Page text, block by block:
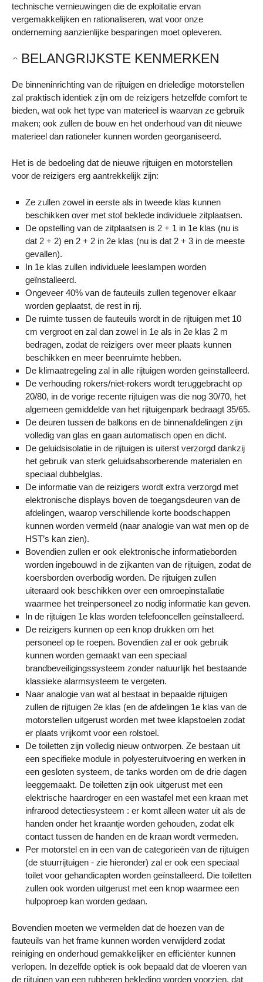
technische vernieuwingen die de exploitatie ervan
vergemakkelijken en rationaliseren, wat voor onze
onderneming aanzienlijke besparingen moet opleveren.
BELANGRIJKSTE KENMERKEN
De binneninrichting van de rijtuigen en drieledige motorstellen
zal praktisch identiek zijn om de reizigers hetzelfde comfort te
bieden, wat ook het type van materieel is waarvan ze gebruik
maken; ook zullen de bouw en het onderhoud van dit nieuwe
materieel dan rationeler kunnen worden georganiseerd.
Het is de bedoeling dat de nieuwe rijtuigen en motorstellen
voor de reizigers erg aantrekkelijk zijn:
Ze zullen zowel in eerste als in tweede klas kunnen
beschikken over met stof beklede individuele zitplaatsen.
De opstelling van de zitplaatsen is 2 + 1 in 1e klas (nu is
dat 2 + 2) en 2 + 2 in 2e klas (nu is dat 2 + 3 in de meeste
gevallen).
In 1e klas zullen individuele leeslampen worden
geïnstalleerd.
Ongeveer 40% van de fauteuils zullen tegenover elkaar
worden geplaatst, de rest in rij.
De ruimte tussen de fauteuils wordt in de rijtuigen met 10
cm vergroot en zal dan zowel in 1e als in 2e klas 2 m
bedragen, zodat de reizigers over meer plaats kunnen
beschikken en meer beenruimte hebben.
De klimaatregeling zal in alle rijtuigen worden geïnstalleerd.
De verhouding rokers/niet-rokers wordt teruggebracht op
20/80, in de vorige recente rijtuigen was die nog 30/70, het
algemeen gemiddelde van het rijtuigenpark bedraagt 35/65.
De deuren tussen de balkons en de binnenafdelingen zijn
volledig van glas en gaan automatisch open en dicht.
De geluidsisolatie in de rijtuigen is uiterst verzorgd dankzij
het gebruik van sterk geluidsabsorberende materialen en
speciaal dubbelglas.
De informatie van de reizigers wordt extra verzorgd met
elektronische displays boven de toegangsdeuren van de
afdelingen, waarop verschillende korte boodschappen
kunnen worden vermeld (naar analogie van wat men op de
HST’s kan zien).
Bovendien zullen er ook elektronische informatieborden
worden ingebouwd in de zijkanten van de rijtuigen, zodat de
koersborden overbodig worden. De rijtuigen zullen
uiteraard ook beschikken over een omroepinstallatie
waarmee het treinpersoneel zo nodig informatie kan geven.
In de rijtuigen 1e klas worden telefooncellen geïnstalleerd.
De reizigers kunnen op een knop drukken om het
personeel op te roepen. Bovendien zal er ook gebruik
kunnen worden gemaakt van een speciaal
brandbeveiligingssysteem zonder natuurlijk het bestaande
klassieke alarmsysteem te vergeten.
Naar analogie van wat al bestaat in bepaalde rijtuigen
zullen de rijtuigen 2e klas (en de afdelingen 1e klas van de
motorstellen uitgerust worden met twee klapstoelen zodat
er plaats vrijkomt voor een rolstoel.
De toiletten zijn volledig nieuw ontworpen. Ze bestaan uit
een specifieke module in polyesteruitvoering en werken in
een gesloten systeem, de tanks worden om de drie dagen
leeggemaakt. De toiletten zijn ook uitgerust met een
elektrische haardroger en een wastafel met een kraan met
infrarood detectiesysteem : er komt alleen water uit als de
handen onder het kraantje worden gehouden, zodat elk
contact tussen de handen en de kraan wordt vermeden.
Per motorstel en in een van de categorieën van de rijtuigen
(de stuurrijtuigen - zie hieronder) zal er ook een speciaal
toilet voor gehandicapten worden geïnstalleerd. Die toiletten
zullen ook worden uitgerust met een knop waarmee een
hulpoproep kan worden gedaan.
Bovendien moeten we vermelden dat de hoezen van de
fauteuils van het frame kunnen worden verwijderd zodat
reiniging en onderhoud gemakkelijker en efficiënter kunnen
verlopen. In dezelfde optiek is ook bepaald dat de vloeren van
de rijtuigen van een rubberen bekleding worden voorzien, dat